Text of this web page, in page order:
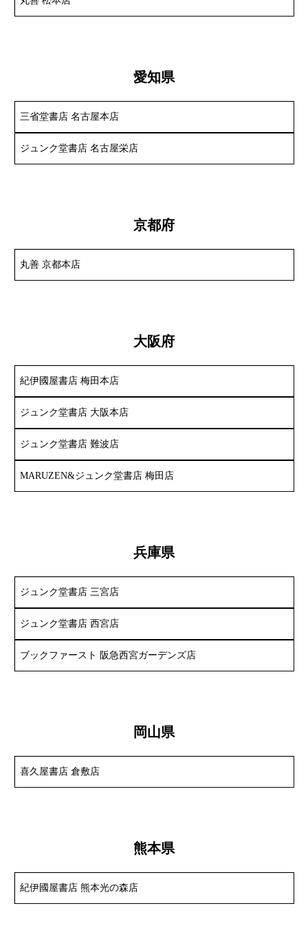
愛知県
三省堂書店 名古屋本店
ジュンク堂書店 名古屋栄店
京都府
丸善 京都本店
大阪府
紀伊國屋書店 梅田本店
ジュンク堂書店 大阪本店
ジュンク堂書店 難波店
MARUZEN&ジュンク堂書店 梅田店
兵庫県
ジュンク堂書店 三宮店
ジュンク堂書店 西宮店
ブックファースト 阪急西宮ガーデンズ店
岡山県
喜久屋書店 倉敷店
熊本県
紀伊國屋書店 熊本光の森店